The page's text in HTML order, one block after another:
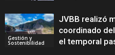
Gestión y
Sostenibilidad
JVBB realizó
coordinado
el temporal